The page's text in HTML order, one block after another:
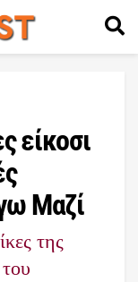
είκοσι
Μαζί
της